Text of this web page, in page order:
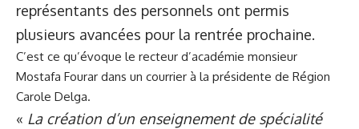
représentants des personnels ont permis
plusieurs avancées pour la rentrée prochaine.
C’est ce qu’évoque le recteur d’académie monsieur
Mostafa Fourar dans un courrier à la présidente de Région
Carole Delga.
« La création d’un enseignement de spécialité